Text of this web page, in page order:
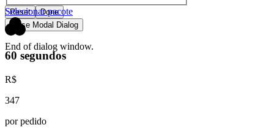
Reset
Done
Close Modal Dialog
End of dialog window.
Selecionar pacote
60 segundos
R$
347
por pedido